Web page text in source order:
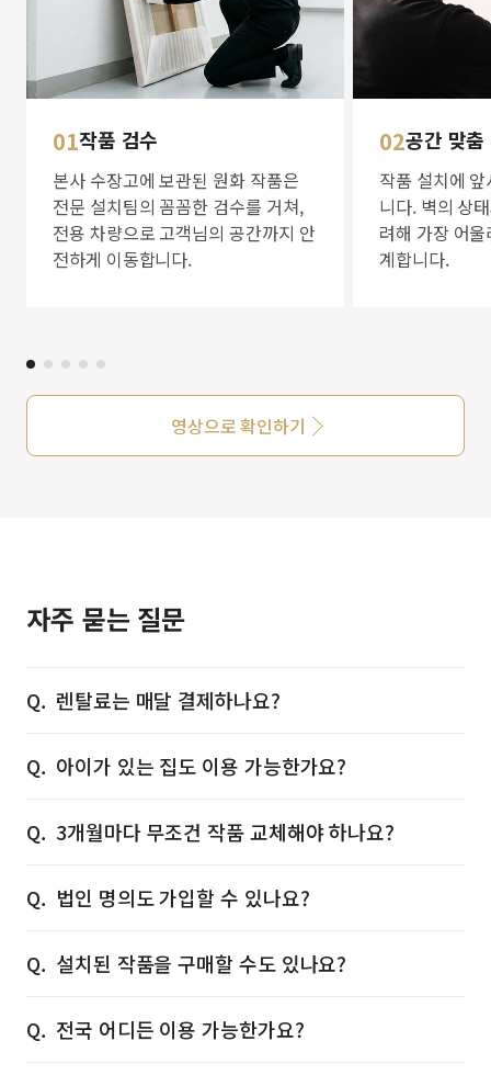
01작품 검수
본사 수장고에 보관된 원화 작품은
전문 설치팀의 꼼꼼한 검수를 거쳐,
전용 차량으로 고객님의 공간까지 안
전하게 이동합니다.
02공간 맞
작품 설치에
니다. 벽의 상
려해 가장 어
계합니다.
영상으로 확인하기
자주 묻는 질문
렌탈료는 매달 결제하나요?
아이가 있는 집도 이용 가능한가요?
3개월마다 무조건 작품 교체해야 하나요?
법인 명의도 가입할 수 있나요?
설치된 작품을 구매할 수도 있나요?
전국 어디든 이용 가능한가요?